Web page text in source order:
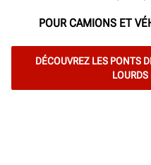
POUR CAMIONS ET
DÉCOUVREZ LES PONTS